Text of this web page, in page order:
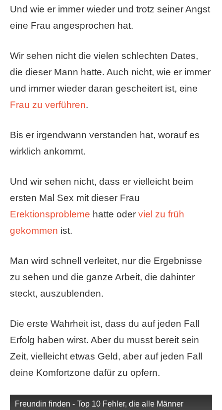
Und wie er immer wieder und trotz seiner Angst
eine Frau angesprochen hat.
Wir sehen nicht die vielen schlechten Dates,
die dieser Mann hatte. Auch nicht, wie er immer
und immer wieder daran gescheitert ist, eine
Frau zu verführen.
Bis er irgendwann verstanden hat, worauf es
wirklich ankommt.
Und wir sehen nicht, dass er vielleicht beim
ersten Mal Sex mit dieser Frau
Erektionsprobleme hatte oder viel zu früh
gekommen ist.
Man wird schnell verleitet, nur die Ergebnisse
zu sehen und die ganze Arbeit, die dahinter
steckt, auszublenden.
Die erste Wahrheit ist, dass du auf jeden Fall
Erfolg haben wirst. Aber du musst bereit sein
Zeit, vielleicht etwas Geld, aber auf jeden Fall
deine Komfortzone dafür zu opfern.
Freundin finden - Top 10 Fehler, die alle Männer